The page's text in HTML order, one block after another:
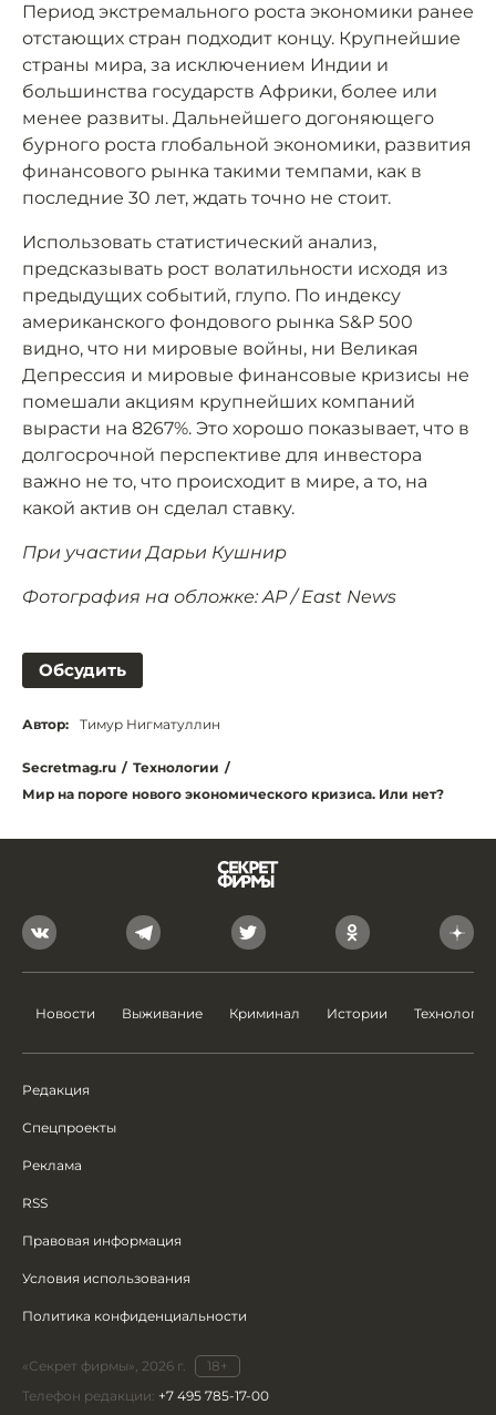
Период экстремального роста экономики ранее
отстающих стран подходит концу. Крупнейшие
страны мира, за исключением Индии и
большинства государств Африки, более или
менее развиты. Дальнейшего догоняющего
бурного роста глобальной экономики, развития
финансового рынка такими темпами, как в
последние 30 лет, ждать точно не стоит.
Использовать статистический анализ,
предсказывать рост волатильности исходя из
предыдущих событий, глупо. По индексу
американского фондового рынка S&P 500
видно, что ни мировые войны, ни Великая
Депрессия и мировые финансовые кризисы не
помешали акциям крупнейших компаний
вырасти на 8267%. Это хорошо показывает, что в
долгосрочной перспективе для инвестора
важно не то, что происходит в мире, а то, на
какой актив он сделал ставку.
При участии Дарьи Кушнир
Фотография на обложке: AP / East News
Обсудить
Автор: Тимур Нигматуллин
Secretmag.ru / Технологии /
Мир на пороге нового экономического кризиса. Или нет?
Новости Выживание Криминал Истории Технологии
Редакция
Спецпроекты
Реклама
RSS
Правовая информация
Условия использования
Политика конфиденциальности
«Секрет фирмы», 2026 г.
18+
Телефон редакции: +7 495 785-17-00